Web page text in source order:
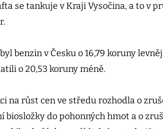
se tankuje v Kraji Vysočina, a to v
benzin v Česku o 16,79 koruny
o 20,53 koruny méně.
na růst cen ve středu rozhodla o
biosložky do pohonných hmot a o